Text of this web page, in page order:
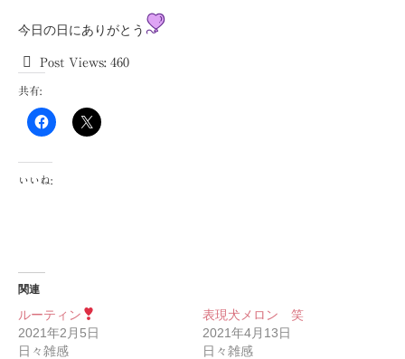
今日の日にありがとう
Post Views: 460
共有:
いいね:
関連
ルーティン
2021年2月5日
日々雑感
表現犬メロン 笑
2021年4月13日
日々雑感